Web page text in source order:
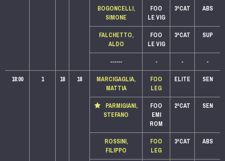
BOGONCELLI,
SIMONE
FOO
LE VIG
3ªCAT ABS
FALCHETTO,
ALDO
FOO
LE VIG
3ªCAT SUP
------ - -
-
18:00
1 18 18
MARCIGAGLIA,
MATTIA
FOO
LEG
ELITE SEN
PARMIGIANI,
STEFANO
FOO
EMI
ROM
2ªCAT SEN
ROSSINI,
FILIPPO
FOO
LEG
3ªCAT ABS